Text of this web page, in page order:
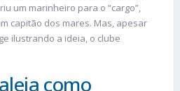
um marinheiro para o “cargo”,
capitão dos mares. Mas, apesar
ilustrando a ideia, o clube
como